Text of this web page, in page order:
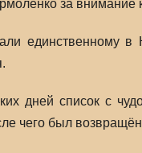
за внимание
единственному в
дней список с
чего был